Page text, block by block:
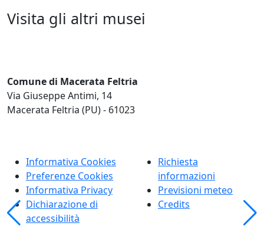
Visita gli altri musei
Comune di Macerata Feltria
Via Giuseppe Antimi, 14
Macerata Feltria (PU) - 61023
Informativa Cookies
Preferenze Cookies
Informativa Privacy
Dichiarazione di
accessibilità
Richiesta
informazioni
Previsioni meteo
Credits